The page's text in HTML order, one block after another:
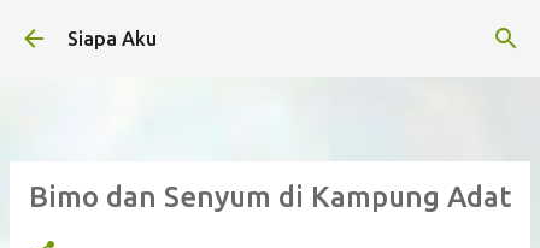
Langsung ke konten utama
Siapa Aku
Bimo dan Senyum di Kampung Adat